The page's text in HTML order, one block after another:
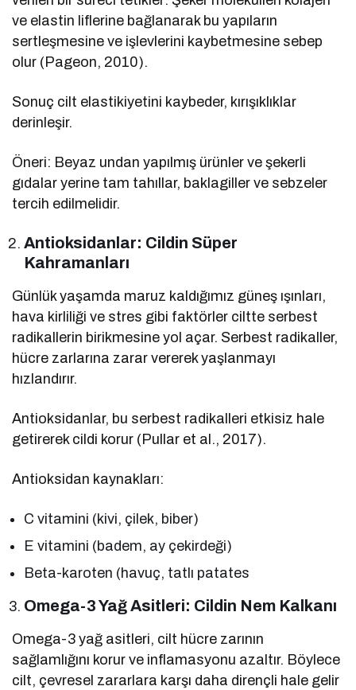
ve elastin liflerine bağlanarak bu yapıların
sertleşmesine ve işlevlerini kaybetmesine sebep
olur (Pageon, 2010).
Sonuç cilt elastikiyetini kaybeder, kırışıklıklar
derinleşir.
Öneri: Beyaz undan yapılmış ürünler ve şekerli
gıdalar yerine tam tahıllar, baklagiller ve sebzeler
tercih edilmelidir.
Antioksidanlar: Cildin Süper
Kahramanları
Günlük yaşamda maruz kaldığımız güneş ışınları,
hava kirliliği ve stres gibi faktörler ciltte serbest
radikallerin birikmesine yol açar. Serbest radikaller,
hücre zarlarına zarar vererek yaşlanmayı
hızlandırır.
Antioksidanlar, bu serbest radikalleri etkisiz hale
getirerek cildi korur (Pullar et al., 2017).
Antioksidan kaynakları:
C vitamini (kivi, çilek, biber)
E vitamini (badem, ay çekirdeği)
Beta-karoten (havuç, tatlı patates
Omega-3 Yağ Asitleri: Cildin Nem Kalkanı
Omega-3 yağ asitleri, cilt hücre zarının
sağlamlığını korur ve inflamasyonu azaltır. Böylece
cilt, çevresel zararlara karşı daha dirençli hale gelir